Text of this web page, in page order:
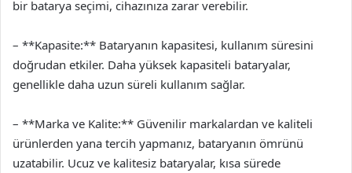
bir batarya seçimi, cihazınıza zarar verebilir.
– **Kapasite:** Bataryanın kapasitesi, kullanım süresini
doğrudan etkiler. Daha yüksek kapasiteli bataryalar,
genellikle daha uzun süreli kullanım sağlar.
– **Marka ve Kalite:** Güvenilir markalardan ve kaliteli
ürünlerden yana tercih yapmanız, bataryanın ömrünü
uzatabilir. Ucuz ve kalitesiz bataryalar, kısa sürede